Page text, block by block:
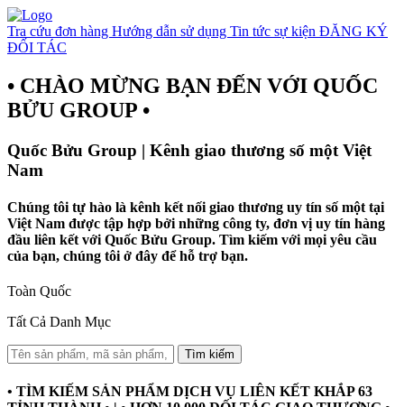
Tra cứu đơn hàng Hướng dẫn sử dụng Tin tức sự kiện ĐĂNG KÝ
ĐỐI TÁC
• CHÀO MỪNG BẠN ĐẾN VỚI QUỐC
BỬU GROUP •
Quốc Bửu Group | Kênh giao thương số một Việt
Nam
Chúng tôi tự hào là kênh kết nối giao thương uy tín số một tại
Việt Nam được tập hợp bởi những công ty, đơn vị uy tín hàng
đầu liên kết với Quốc Bửu Group. Tìm kiếm với mọi yêu cầu
của bạn, chúng tôi ở đây để hỗ trợ bạn.
Toàn Quốc
Tất Cả Danh Mục
Tìm kiếm
• TÌM KIẾM SẢN PHẨM DỊCH VỤ LIÊN KẾT KHẮP 63